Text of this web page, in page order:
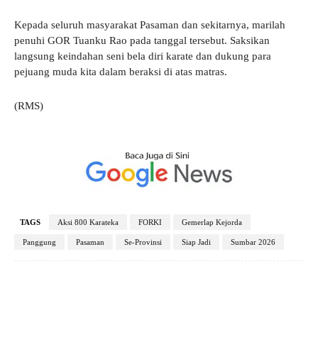
Kepada seluruh masyarakat Pasaman dan sekitarnya, marilah
penuhi GOR Tuanku Rao pada tanggal tersebut. Saksikan
langsung keindahan seni bela diri karate dan dukung para
pejuang muda kita dalam beraksi di atas matras.
(RMS)
TAGS Aksi 800 Karateka FORKI Gemerlap Kejorda
Panggung Pasaman Se-Provinsi Siap Jadi Sumbar 2026